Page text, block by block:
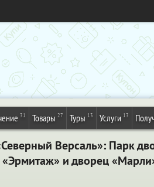
31 Товары 27 Туры 13 Услуги 13
Версаль»: Парк
и дворец